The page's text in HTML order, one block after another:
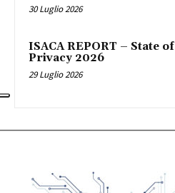
30 Luglio 2026
ISACA REPORT – State of
Privacy 2026
29 Luglio 2026